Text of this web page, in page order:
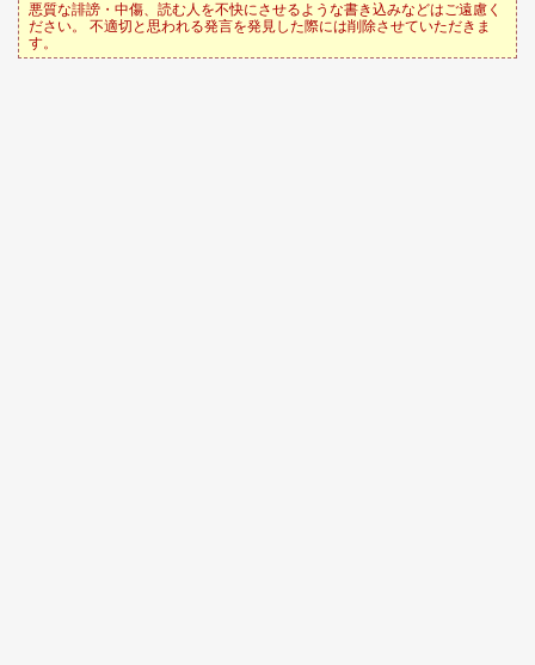
悪質な誹謗・中傷、読む人を不快にさせるような書き込みなどはご遠慮く
ださい。 不適切と思われる発言を発見した際には削除させていただきま
す。